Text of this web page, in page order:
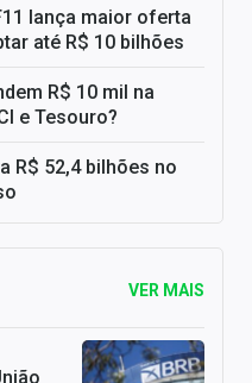
lança maior oferta
até R$ 10 bilhões
R$ 10 mil na
e Tesouro?
R$ 52,4 bilhões no
VER MAIS